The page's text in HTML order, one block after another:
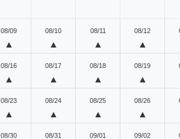
08/09
▲
08/10
▲
08/11
▲
08/12
▲
08/16
▲
08/17
▲
08/18
▲
08/19
▲
08/23
▲
08/24
▲
08/25
▲
08/26
▲
08/30 08/31 09/01 09/02